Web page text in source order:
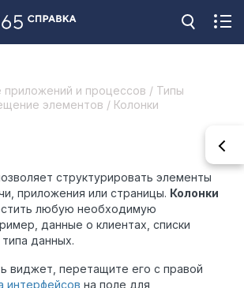
приложений и процессов / Типы
элементов / Колонки
структурировать элементы
приложения или страницы. Колонки
любую необходимую
данные о клиентах, списки
данных.
виджет, перетащите его с правой
интерфейсов на поле для